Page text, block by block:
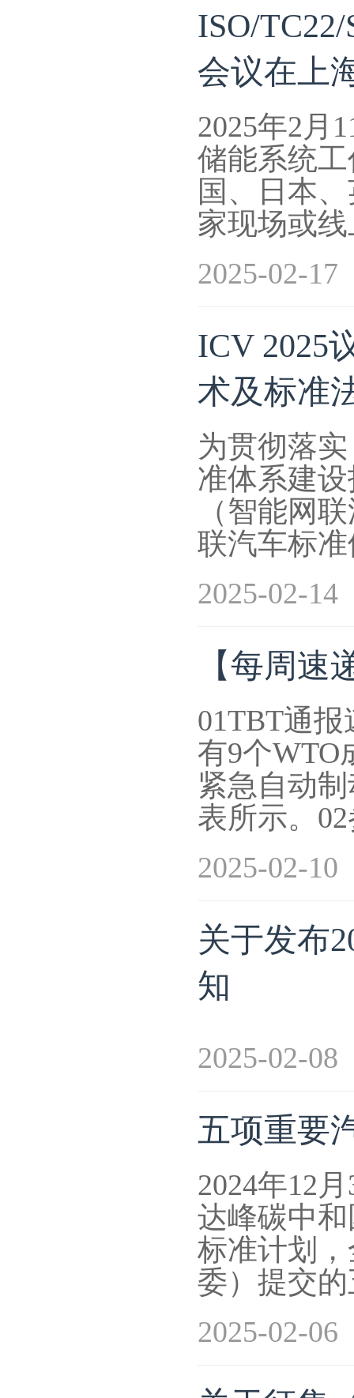
ISO/
会议在上
2025年2月
储能系统
国、日本
家现场或
2025-02-17
ICV 2025
术及标准
为贯彻落
准体系建
（智能网
联汽车标
2025-02-14
【每周速
01TBT通报
有9个WTO
紧急自动
表所示。
2025-02-10
关于发布
知
2025-02-08
五项重要
2024年12
达峰碳中
标准计划
委）提交
2025-02-06